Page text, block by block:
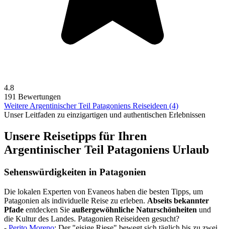
4.8
191 Bewertungen
Weitere Argentinischer Teil Patagoniens Reiseideen (4)
Unser Leitfaden zu einzigartigen und authentischen Erlebnissen
Unsere Reisetipps für Ihren
Argentinischer Teil Patagoniens Urlaub
Sehenswürdigkeiten in Patagonien
Die lokalen Experten von Evaneos haben die besten Tipps, um
Patagonien als individuelle Reise zu erleben. Abseits bekannter
Pfade entdecken Sie außergewöhnliche Naturschönheiten und
die Kultur des Landes. Patagonien Reiseideen gesucht?